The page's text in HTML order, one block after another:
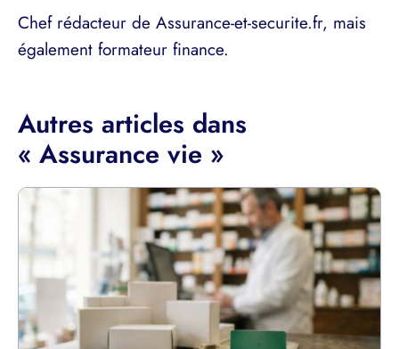
Chef rédacteur de Assurance-et-securite.fr, mais
également formateur finance.
Autres articles dans
« Assurance vie »